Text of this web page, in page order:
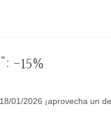
-15%
01/2026 ¡aprovecha un